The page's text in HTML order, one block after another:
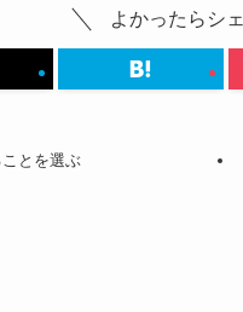
よかったらシ
とを選ぶ